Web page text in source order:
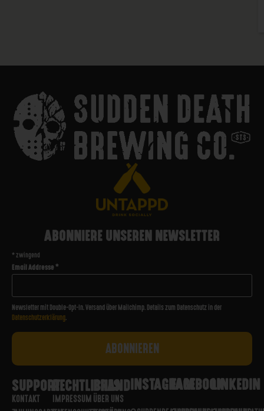
ABONNIERE UNSEREN NEWSLETTER
* zwingend
Email Addresse*
Newsletter mit Double-Opt-In. Versand über Mailchimp. Details zum Datenschutz in der
Datenschutzerklärung.
SUPPORT
KONTAKT
RECHTLICHES
IMPRESSUM
BRAND
ÜBER UNS
INSTAGRAMFACEBOOKLINKEDIN